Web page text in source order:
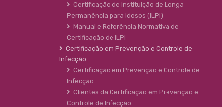
Certificação de Instituição de Longa
Permanência para Idosos (ILPI)
Manual e Referência Normativa de
Certificação de ILPI
Certificação em Prevenção e Controle de
Infecção
Certificação em Prevenção e Controle de
Infecção
Clientes da Certificação em Prevenção e
Controle de Infecção